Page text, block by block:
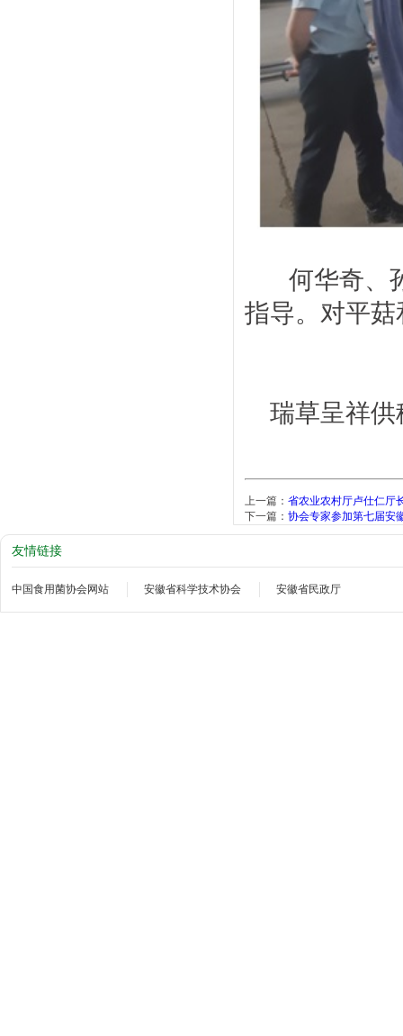
何华奇、孙
指导。对平
瑞草呈祥供
上一篇： 省农业农村厅卢仕仁厅
下一篇： 协会专家参加第七届安
友情链接
中国食用菌协会网站 安徽省科学技术协会 安徽省民政厅